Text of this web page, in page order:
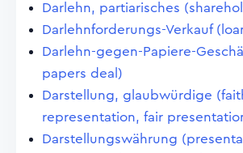
Darlehn, partiarisches
Darlehnforderungs-Verkauf
Darlehn-gegen-Papiere-
papers deal)
Darstellung, glaubwürdige
representation, fair
Darstellungswährung